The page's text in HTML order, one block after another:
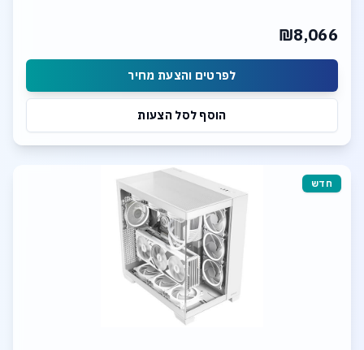
₪8,066
לפרטים והצעת מחיר
הוסף לסל הצעות
חדש